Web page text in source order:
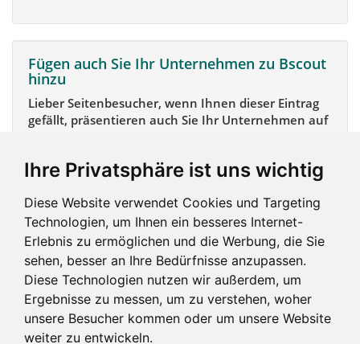
Ihre Privatsphäre ist uns wichtig
Diese Website verwendet Cookies und Targeting
Technologien, um Ihnen ein besseres Internet-
Erlebnis zu ermöglichen und die Werbung, die Sie
sehen, besser an Ihre Bedürfnisse anzupassen.
Diese Technologien nutzen wir außerdem, um
Ergebnisse zu messen, um zu verstehen, woher
unsere Besucher kommen oder um unsere Website
weiter zu entwickeln.
Fügen auch Sie Ihr Unternehmen zu Bscout
hinzu
Lieber Seitenbesucher, wenn Ihnen dieser Eintrag
gefällt, präsentieren auch Sie Ihr Unternehmen auf
Mein Unternehmen hinzufügen